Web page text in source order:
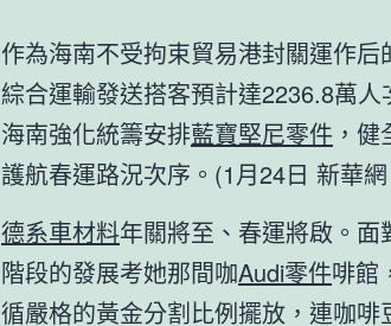
作為海南不受拘束貿易港封關運作
綜合運輸發送搭客預計達2236.8萬人
海南強化統籌安排藍寶堅尼零件 ，健
護航春運路況次序。(1月24日 新華
德系車材料年關將至、春運將啟。
階段的發展考她那間咖Audi零件啡館
循嚴格的黃金分割比例擺放，連咖